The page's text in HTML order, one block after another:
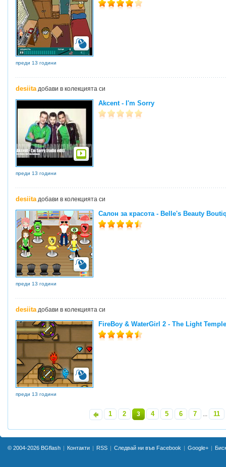
преди 13 години
desiitaдобави в колекцията си
Akcent - I'm Sorry
преди 13 години
desiitaдобави в колекцията си
Салон за красота - Belle's Beauty
преди 13 години
desiitaдобави в колекцията си
FireBoy & WaterGirl 2 - The Light Temple
преди 13 години
1 2 3 4 5 6 7 ... 11»
© 2004-2026 BGflash Контакти RSS Следвай ни във Facebook Google+